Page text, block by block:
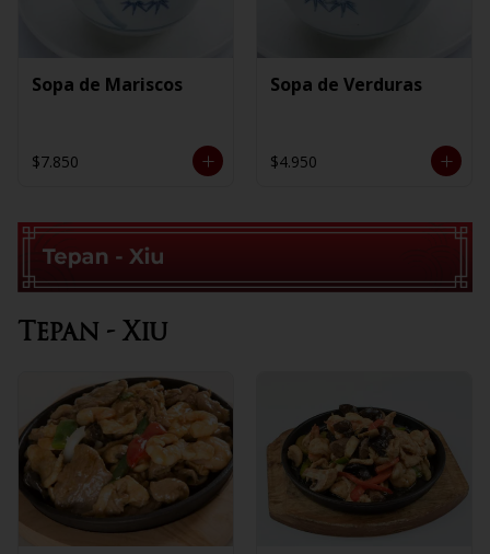
Sopa de Mariscos
$7.850
Sopa de Verduras
$4.950
Tepan - Xiu